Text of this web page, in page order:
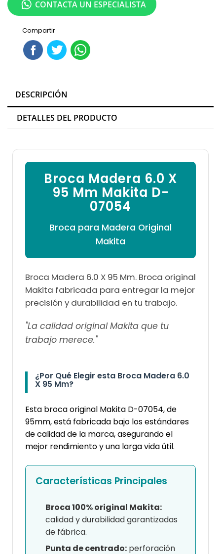
Compartir
CONTACTA UN ESPECIALISTA
DESCRIPCIÓN
DETALLES DEL PRODUCTO
Broca Madera 6.0 X
95 Mm Makita D-
07054
Broca para Madera Original
Makita
Broca Madera 6.0 X 95 Mm. Broca original
Makita fabricada para entregar la mejor
precisión y durabilidad en tu trabajo.
"La calidad original Makita que tu
trabajo merece."
¿Por Qué Elegir esta Broca Madera 6.0
X 95 Mm?
Esta broca original Makita D-07054, de
95mm, está fabricada bajo los estándares
de calidad de la marca, asegurando el
mejor rendimiento y una larga vida útil.
Características Principales
Broca 100% original Makita:
calidad y durabilidad garantizadas
de fábrica.
Punta de centrado: perforación